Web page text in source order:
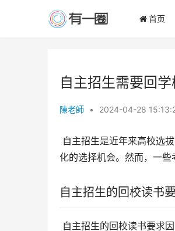
首页
自主招生需要回
陳老師 • 2024-04-28
化的选择机会。然而，一些
自主招生的回校读书
自主招生的回校读书要求